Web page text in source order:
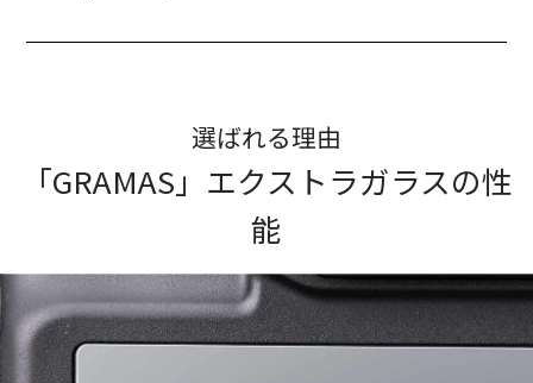
選ばれる理由
「GRAMAS」エクストラガラスの性
能